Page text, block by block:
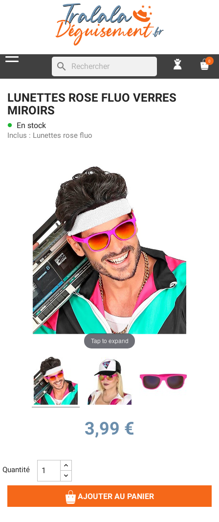
search 0
LUNETTES ROSE FLUO VERRES
MIROIRS
lens En stock
Inclus : Lunettes rose fluo
Tap to expand
3,99 €
Quantité
AJOUTER AU PANIER